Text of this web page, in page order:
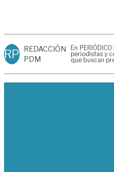
RP REDACCIÓN
PDM
En
periodistas y
que buscan